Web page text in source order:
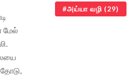
மேல்
அய்யா வழி (29)